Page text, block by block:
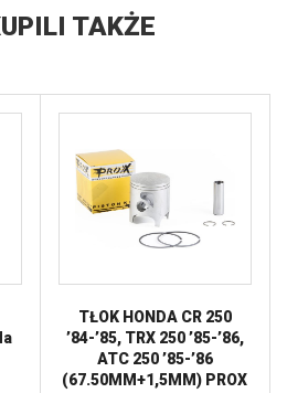
TAKŻE
TŁOK HONDA CR 250
’84-’85, TRX 250 ’85-’86,
ATC 250 ’85-’86
(67.50MM+1,5MM) PROX